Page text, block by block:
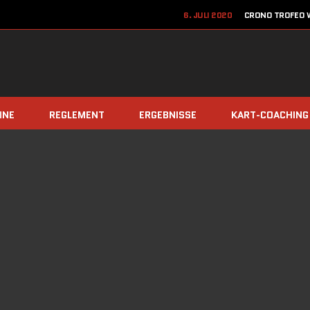
6. JULI 2020
CRONO
8. DEZEMBER 2019
TEAM
REGLEMENT ERGEBNISSE KART-COACHING